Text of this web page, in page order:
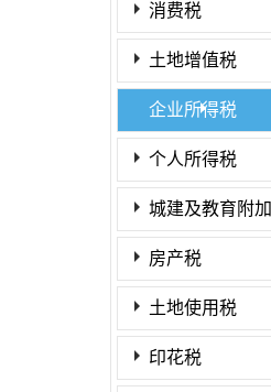
消费税
土地增值税
企业所得税
个人所得税
城建及教育附加
房产税
土地使用税
印花税